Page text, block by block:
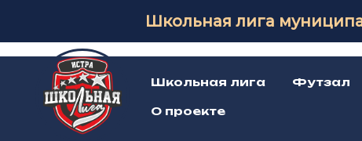
Школьная лига
Школьная лига Футзал
О проекте